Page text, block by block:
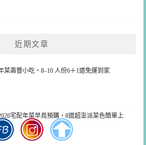
近期文章
菜壽豐小吃，8–10 人份6＋1道免運到家
宅配年菜早鳥預購，8道超澎派菜色簡單上